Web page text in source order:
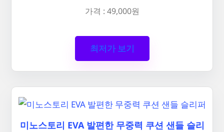
가격 : 49,000원
최저가 보기
미노스토리 EVA 발편한 무중력 쿠션 샌들 슬리